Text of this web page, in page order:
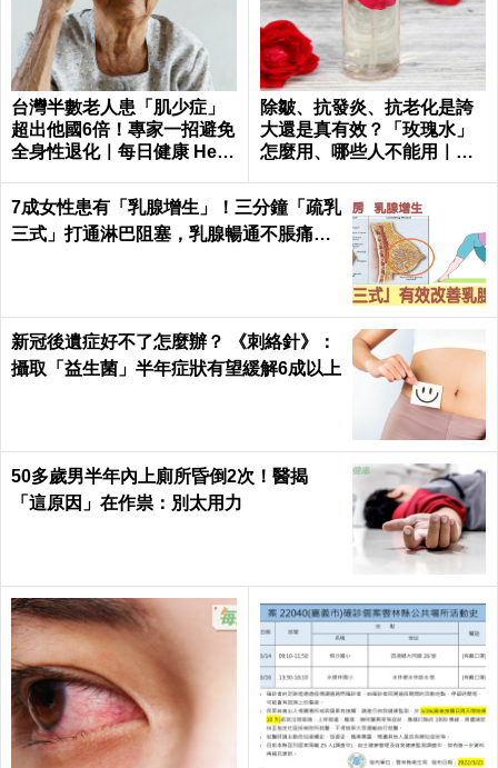
台灣半數老人患「肌少症」
超出他國6倍！專家一招避免
全身性退化｜每日健康 Healt
除皺、抗發炎、抗老化是誇
大還是真有效？「玫瑰水」
怎麼用、哪些人不能用｜每
7成女性患有「乳腺增生」！三分鐘「疏乳
三式」打通淋巴阻塞，乳腺暢通不脹痛｜
新冠後遺症好不了怎麼辦？ 《刺絡針》：
攝取「益生菌」半年症狀有望緩解6成以上
50多歲男半年內上廁所昏倒2次！醫揭
「這原因」在作祟：別太用力